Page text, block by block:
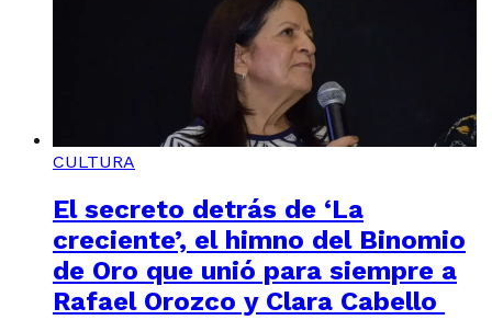
CULTURA
El secreto detrás de ‘La
creciente’, el himno del Binomio
de Oro que unió para siempre a
Rafael Orozco y Clara Cabello